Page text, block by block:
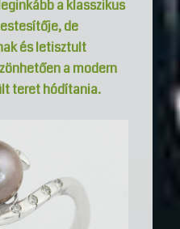
a klasszikus
de
és letisztult
a modern
teret hódítania.